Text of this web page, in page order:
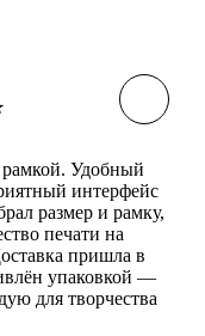
рамкой. Удобный
интерфейс
размер и рамку,
печати на
пришла в
упаковкой —
для творчества